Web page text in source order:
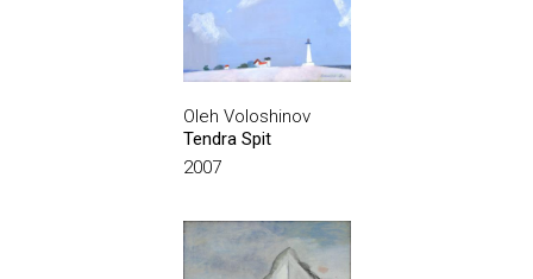
Oleh Voloshinov
Tendra Spit
2007